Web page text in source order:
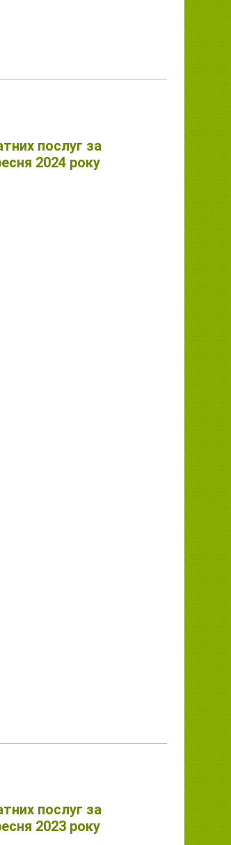
послуг за
2024 року
послуг за
2023 року